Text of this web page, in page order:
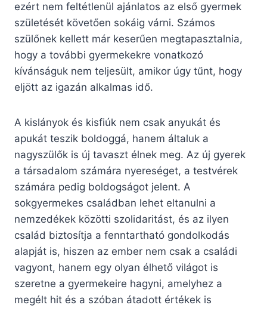
ezért nem feltétlenül ajánlatos az első gyermek
születését követően sokáig várni. Számos
szülőnek kellett már keserűen megtapasztalnia,
hogy a további gyermekekre vonatkozó
kívánságuk nem teljesült, amikor úgy tűnt, hogy
eljött az igazán alkalmas idő.
A kislányok és kisfiúk nem csak anyukát és
apukát teszik boldoggá, hanem általuk a
nagyszülők is új tavaszt élnek meg. Az új gyerek
a társadalom számára nyereséget, a testvérek
számára pedig boldogságot jelent. A
sokgyermekes családban lehet eltanulni a
nemzedékek közötti szolidaritást, és az ilyen
család biztosítja a fenntartható gondolkodás
alapját is, hiszen az ember nem csak a családi
vagyont, hanem egy olyan élhető világot is
szeretne a gyermekeire hagyni, amelyhez a
megélt hit és a szóban átadott értékek is